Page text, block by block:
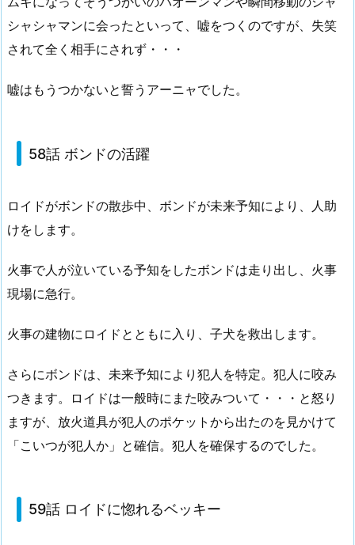
シャシャマンに会ったといって、嘘をつくのですが、失笑
されて全く相手にされず・・・
嘘はもうつかないと誓うアーニャでした。
58話 ボンドの活躍
ロイドがボンドの散歩中、ボンドが未来予知により、人助
けをします。
火事で人が泣いている予知をしたボンドは走り出し、火事
現場に急行。
火事の建物にロイドとともに入り、子犬を救出します。
さらにボンドは、未来予知により犯人を特定。犯人に咬み
つきます。ロイドは一般時にまた咬みついて・・・と怒り
ますが、放火道具が犯人のポケットから出たのを見かけて
「こいつが犯人か」と確信。犯人を確保するのでした。
59話 ロイドに惚れるベッキー